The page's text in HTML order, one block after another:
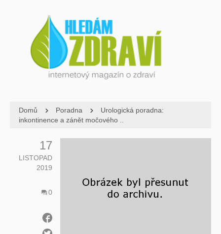
Domů Poradna
Urologická poradna:
inkontinence a zánět močového ..
17
LISTOPAD
2019
0